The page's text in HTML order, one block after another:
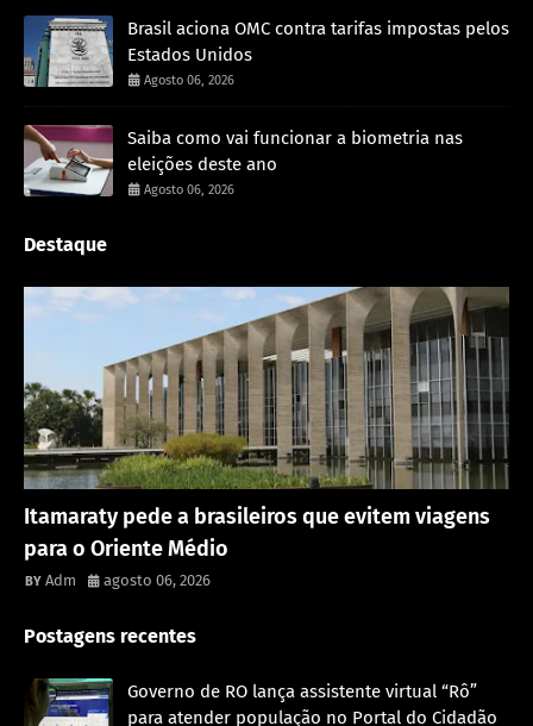
Brasil aciona OMC contra tarifas impostas pelos
Estados Unidos
Agosto 06, 2026
Saiba como vai funcionar a biometria nas
eleições deste ano
Agosto 06, 2026
Destaque
Itamaraty pede a brasileiros que evitem viagens
para o Oriente Médio
Adm agosto 06, 2026
Postagens recentes
Governo de RO lança assistente virtual “Rô”
para atender população no Portal do Cidadão